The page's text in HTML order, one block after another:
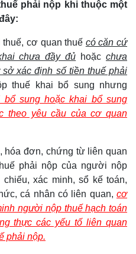
phải nộp khi thuộc một
cơ quan thuế có căn cứ
chưa đầy đủ hoặcchưa
xác định số tiền thuế phải
thuế khai bổ sung nhưng
sung hoặc khai bổ sung
theo yêu cầu của cơ quan
hóa đơn, chứng từ liên quan
phải nộp của người nộp
xác minh, sổ kế toán,
cá nhân có liên quan, cơ
người nộp thuế hạch toán
thực các yếu tố liên quan
phải nộp.